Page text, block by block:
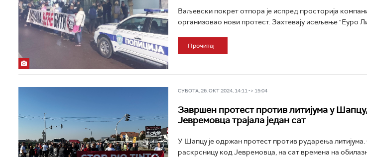
Ваљевски покрет отпора је испред просторија
организовао нови протест. Захтевају исељење "Еуро
Прочитај
СУБОТА, 26. ОКТ 2024, 14:11 -> 15:04
Завршен протест против литијума у
Јевремовца трајала један сат
У Шапцу је одржан протест против рударења
раскрсницу код Јевремовца, на сат времена на